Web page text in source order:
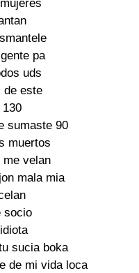
pa
uds
de este
sumaste 90
muertos
me velan
mala mia
socio
sucia boka
de mi vida loca